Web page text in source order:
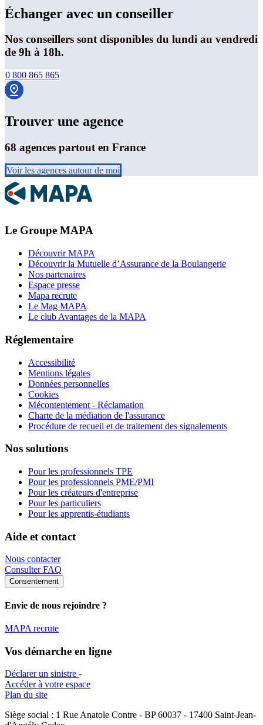
Échanger avec un conseiller
Nos conseillers sont disponibles du lundi au vendredi
de 9h à 18h.
0 800 865 865
Trouver une agence
68 agences partout en France
Voir les agences autour de moi
Le Groupe MAPA
Découvrir MAPA
Découvrir la Mutuelle d’Assurance de la Boulangerie
Nos partenaires
Espace presse
Mapa recrute
Le Mag MAPA
Le club Avantages de la MAPA
Réglementaire
Accessibilité
Mentions légales
Données personnelles
Cookies
Mécontentement - Réclamation
Charte de la médiation de l'assurance
Procédure de recueil et de traitement des signalements
Nos solutions
Pour les professionnels TPE
Pour les professionnels PME/PMI
Pour les créateurs d'entreprise
Pour les particuliers
Pour les apprentis-étudiants
Aide et contact
Nous contacter
Consulter FAQ
Consentement
Envie de nous rejoindre ?
MAPA recrute
Vos démarche en ligne
Déclarer un sinistre -
Accéder à votre espace
Plan du site
Siège social : 1 Rue Anatole Contre - BP 60037 - 17400 Saint-Jean-